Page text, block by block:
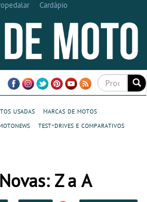
Cardápio
usadas
marcas de motos
test-drives e comparativos
Z a A